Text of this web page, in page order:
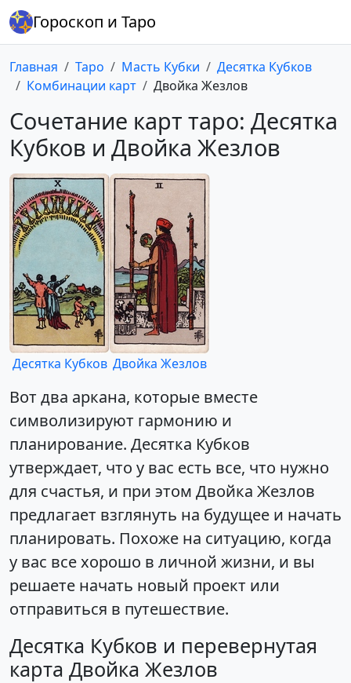
Гороскоп и Таро
Главная Таро Масть Кубки
Десятка Кубков
Комбинации карт
Двойка Жезлов
Сочетание карт таро: Десятка
Кубков и Двойка Жезлов
Десятка Кубков Двойка Жезлов
Вот два аркана, которые вместе
символизируют гармонию и
планирование. Десятка Кубков
утверждает, что у вас есть все, что нужно
для счастья, и при этом Двойка Жезлов
предлагает взглянуть на будущее и начать
планировать. Похоже на ситуацию, когда
у вас все хорошо в личной жизни, и вы
решаете начать новый проект или
отправиться в путешествие.
Десятка Кубков и перевернутая
карта Двойка Жезлов